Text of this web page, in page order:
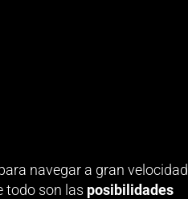
navegar a gran velocidad
todo son las posibilidades